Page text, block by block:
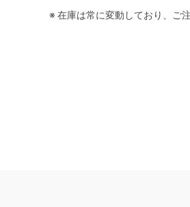
※ 在庫は常に変動しており、ご